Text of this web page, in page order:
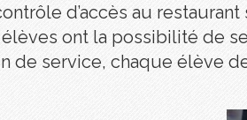
d’accès au
ont la possibilité de
de service, chaque élève